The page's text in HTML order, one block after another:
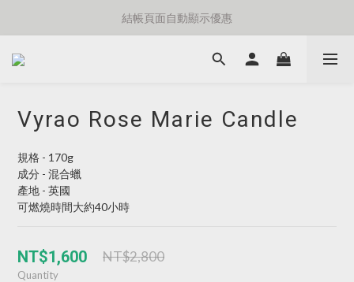
⚡️額外8折消費滿千免運費⚡️
結帳頁面自動顯示優惠
⚡️額外8折消費滿千免運費⚡️
Vyrao Rose Marie Candle
規格 - 170g
成分 - 混合蠟
產地 - 英國
可燃燒時間大約40小時
NT$1,600 NT$2,800
Quantity